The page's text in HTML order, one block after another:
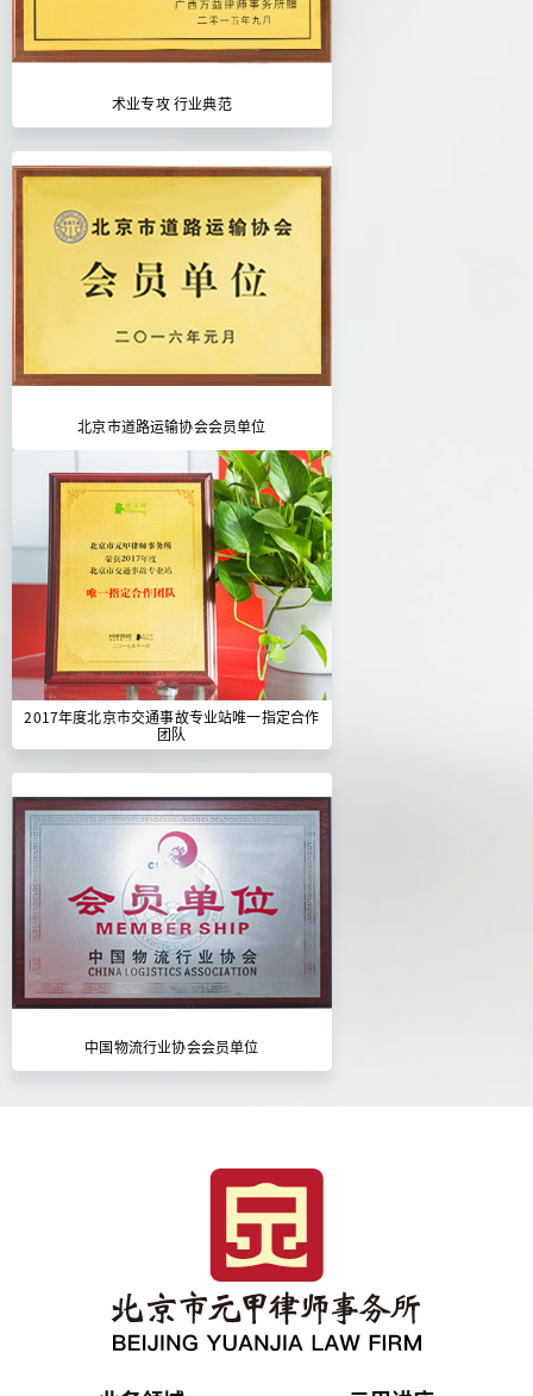
术业专攻 行业典范
北京市道路运输协会会员单位
2017年度北京市交通事故专业站唯一指定合作
团队
中国物流行业协会会员单位